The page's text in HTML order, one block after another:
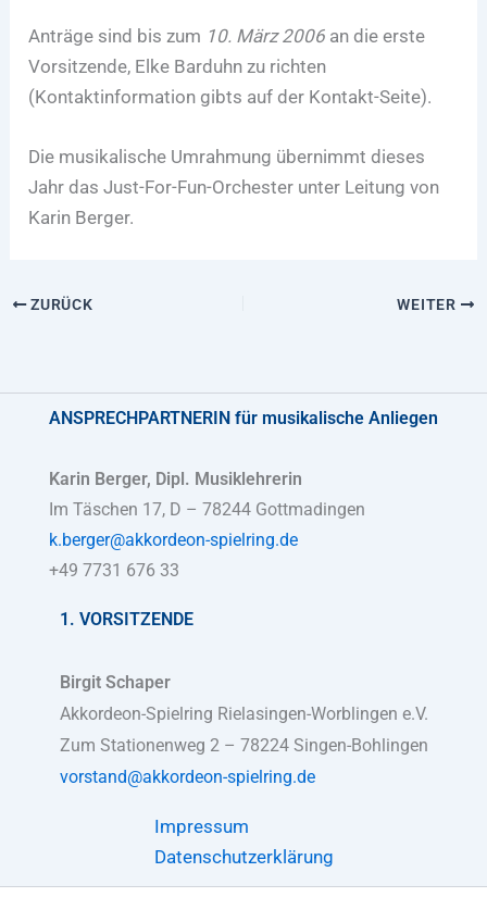
Anträge sind bis zum 10. März 2006 an die erste
Vorsitzende, Elke Barduhn zu richten
(Kontaktinformation gibts auf der Kontakt-Seite).
Die musikalische Umrahmung übernimmt dieses
Jahr das Just-For-Fun-Orchester unter Leitung von
Karin Berger.
ZURÜCK WEITER
ANSPRECHPARTNERIN für musikalische Anliegen
Karin Berger, Dipl. Musiklehrerin
Im Täschen 17, D – 78244 Gottmadingen
k.berger@akkordeon-spielring.de
+49 7731 676 33
1. VORSITZENDE
Birgit Schaper
Akkordeon-Spielring Rielasingen-Worblingen e.V.
Zum Stationenweg 2 – 78224 Singen-Bohlingen
vorstand@akkordeon-spielring.de
Impressum
Datenschutzerklärung